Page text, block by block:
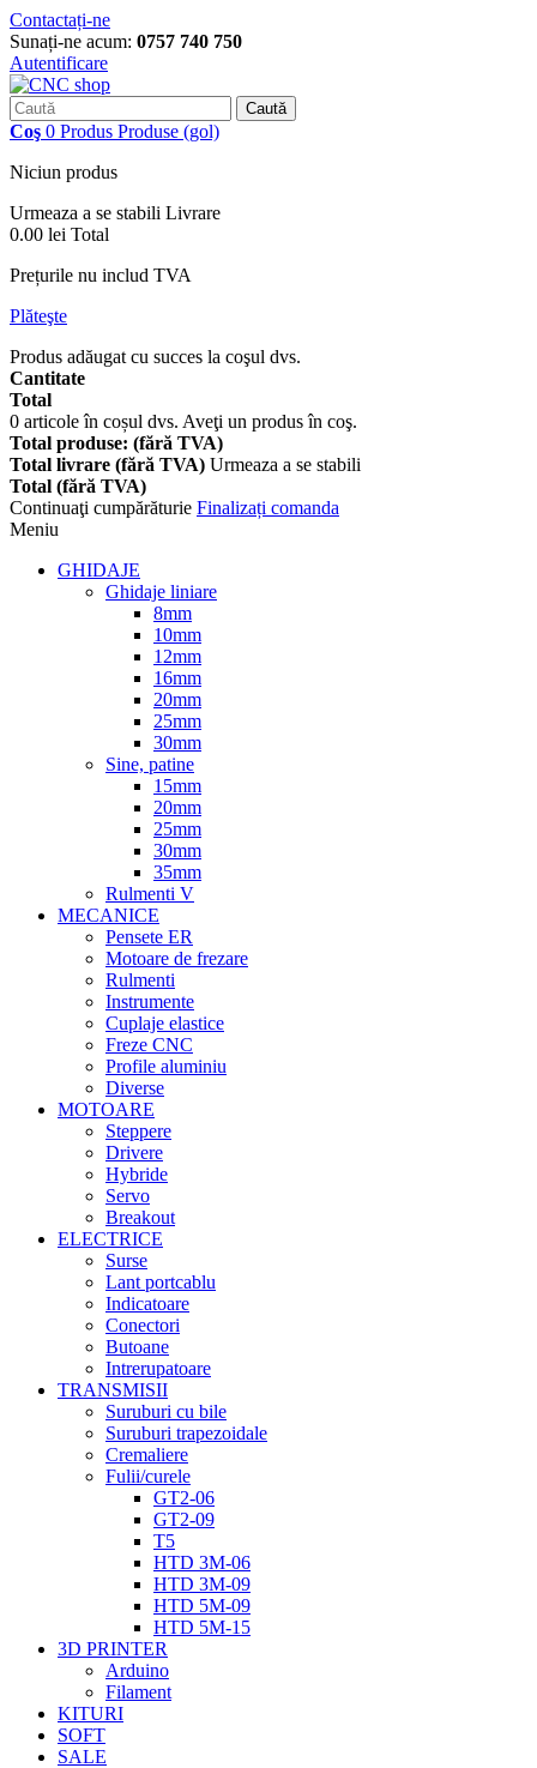
Contactați-ne
Sunați-ne acum: 0757 740 750
Autentificare
Caută
Coş 0 Produs Produse (gol)
Niciun produs
Urmeaza a se stabili Livrare
0.00 lei Total
Prețurile nu includ TVA
Plăteşte
Produs adăugat cu succes la coşul dvs.
Cantitate
Total
0 articole în coșul dvs. Aveţi un produs în coş.
Total produse: (fără TVA)
Total livrare (fără TVA) Urmeaza a se stabili
Total (fără TVA)
Continuaţi cumpărăturie Finalizați comanda
Meniu
GHIDAJE
Ghidaje liniare
8mm
10mm
12mm
16mm
20mm
25mm
30mm
Sine, patine
15mm
20mm
25mm
30mm
35mm
Rulmenti V
MECANICE
Pensete ER
Motoare de frezare
Rulmenti
Instrumente
Cuplaje elastice
Freze CNC
Profile aluminiu
Diverse
MOTOARE
Steppere
Drivere
Hybride
Servo
Breakout
ELECTRICE
Surse
Lant portcablu
Indicatoare
Conectori
Butoane
Intrerupatoare
TRANSMISII
Suruburi cu bile
Suruburi trapezoidale
Cremaliere
Fulii/curele
GT2-06
GT2-09
T5
HTD 3M-06
HTD 3M-09
HTD 5M-09
HTD 5M-15
3D PRINTER
Arduino
Filament
KITURI
SOFT
SALE